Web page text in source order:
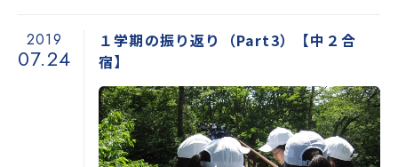
2019
07.24
１学期の振り返り（Part3）【中２合
宿】